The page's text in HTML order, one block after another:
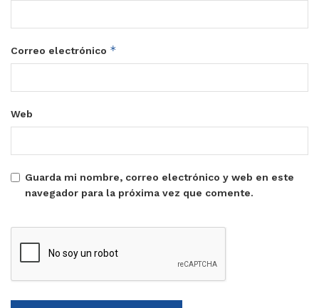
Correo electrónico *
Web
Guarda mi nombre, correo electrónico y web en este
navegador para la próxima vez que comente.